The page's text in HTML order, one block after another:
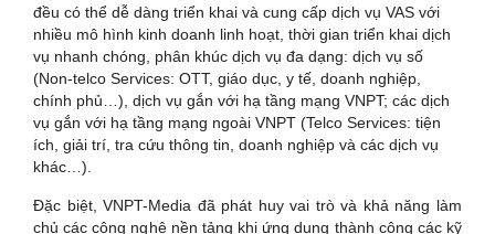
đều có thể dễ dàng triển khai và cung cấp dịch vụ VAS với
nhiều mô hình kinh doanh linh hoạt, thời gian triển khai dịch
vụ nhanh chóng, phân khúc dịch vụ đa dạng: dịch vụ số
(Non-telco Services: OTT, giáo dục, y tế, doanh nghiệp,
chính phủ…), dịch vụ gắn với hạ tầng mạng VNPT; các dịch
vụ gắn với hạ tầng mạng ngoài VNPT (Telco Services: tiện
ích, giải trí, tra cứu thông tin, doanh nghiệp và các dịch vụ
khác…).
Đặc biệt, VNPT-Media đã phát huy vai trò và khả năng làm
chủ các công nghệ nền tảng khi ứng dụng thành công các kỹ